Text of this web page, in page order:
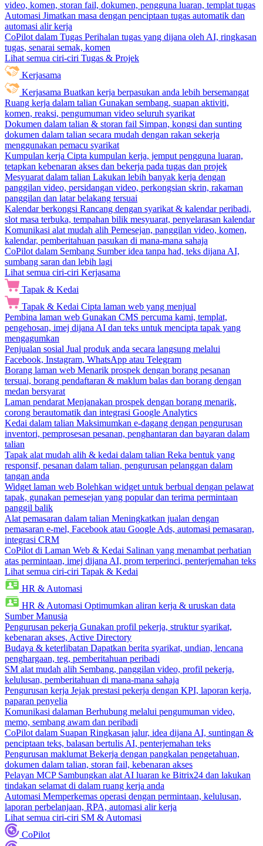
video, komen, storan fail, dokumen, pengguna luaran, templat tugas
Automasi Jimatkan masa dengan penciptaan tugas automatik dan
automasi alir kerja
CoPilot dalam Tugas Perihalan tugas yang dijana oleh AI, ringkasan
tugas, senarai semak, komen
Lihat semua ciri-ciri Tugas & Projek
Kerjasama
Kerjasama Buatkan kerja berpasukan anda lebih bersemangat
Ruang kerja dalam talian Gunakan sembang, suapan aktiviti,
komen, reaksi, pengumuman video seluruh syarikat
Dokumen dalam talian & storan fail Simpan, kongsi dan sunting
dokumen dalam talian secara mudah dengan rakan sekerja
menggunakan pemacu syarikat
Kumpulan kerja Cipta kumpulan kerja, jemput pengguna luaran,
tetapkan kebenaran akses dan bekerja pada tugas dan projek
Mesyuarat dalam talian Lakukan lebih banyak kerja dengan
panggilan video, persidangan video, perkongsian skrin, rakaman
panggilan dan latar belakang tersuai
Kalendar berkongsi Rancang dengan syarikat & kalendar peribadi,
slot masa terbuka, tempahan bilik mesyuarat, penyelarasan kalendar
Komunikasi alat mudah alih Pemesejan, panggilan video, komen,
kalendar, pemberitahuan pasukan di mana-mana sahaja
CoPilot dalam Sembang Sumber idea tanpa had, teks dijana AI,
sumbang saran dan lebih lagi
Lihat semua ciri-ciri Kerjasama
Tapak & Kedai
Tapak & Kedai Cipta laman web yang menjual
Pembina laman web Gunakan CMS percuma kami, templat,
pengehosan, imej dijana AI dan teks untuk mencipta tapak yang
mengagumkan
Penjualan sosial Jual produk anda secara langsung melalui
Facebook, Instagram, WhatsApp atau Telegram
Borang laman web Menarik prospek dengan borang pesanan
tersuai, borang pendaftaran & maklum balas dan borang dengan
medan bersyarat
Laman pendarat Menjanakan prospek dengan borang menarik,
corong berautomatik dan integrasi Google Analytics
Kedai dalam talian Maksimumkan e-dagang dengan pengurusan
inventori, pemprosesan pesanan, penghantaran dan bayaran dalam
talian
Tapak alat mudah alih & kedai dalam talian Reka bentuk yang
responsif, pesanan dalam talian, pengurusan pelanggan dalam
tangan anda
Widget laman web Bolehkan widget untuk berbual dengan pelawat
tapak, gunakan pemesejan yang popular dan terima permintaan
panggil balik
Alat pemasaran dalam talian Meningkatkan jualan dengan
pemasaran e-mel, Facebook atau Google Ads, automasi pemasaran,
integrasi CRM
CoPilot di Laman Web & Kedai Salinan yang menambat perhatian
atas permintaan, imej dijana AI, prom terperinci, penterjemahan teks
Lihat semua ciri-ciri Tapak & Kedai
HR & Automasi
HR & Automasi Optimumkan aliran kerja & uruskan data
Sumber Manusia
Pengurusan pekerja Gunakan profil pekerja, struktur syarikat,
kebenaran akses, Active Directory
Budaya & keterlibatan Dapatkan berita syarikat, undian, lencana
penghargaan, teg, pemberitahuan peribadi
SM alat mudah alih Sembang, panggilan video, profil pekerja,
kelulusan, pemberitahuan di mana-mana sahaja
Pengurusan kerja Jejak prestasi pekerja dengan KPI, laporan kerja,
paparan penyelia
Komunikasi dalaman Berhubung melalui pengumuman video,
memo, sembang awam dan peribadi
CoPilot dalam Suapan Ringkasan jalur, idea dijana AI, suntingan &
penciptaan teks, balasan bertulis AI, penterjemahan teks
Pengurusan maklumat Bekerja dengan pangkalan pengetahuan,
dokumen dalam talian, storan fail, kebenaran akses
Pelayan MCP Sambungkan alat AI luaran ke Bitrix24 dan lakukan
tindakan selamat di dalam ruang kerja anda
Automasi Memperkemas operasi dengan permintaan, kelulusan,
laporan perbelanjaan, RPA, automasi alir kerja
Lihat semua ciri-ciri SM & Automasi
CoPilot